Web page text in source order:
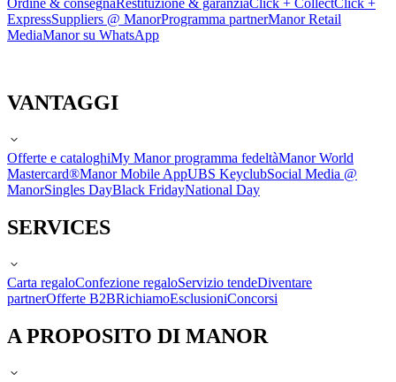
Ordine & consegnaRestituzione & garanziaClick + CollectClick +
ExpressSuppliers @ ManorProgramma partnerManor Retail
MediaManor su WhatsApp
VANTAGGI
Offerte e cataloghiMy Manor programma fedeltàManor World
Mastercard®Manor Mobile AppUBS KeyclubSocial Media @
ManorSingles DayBlack FridayNational Day
SERVICES
Carta regaloConfezione regaloServizio tendeDiventare
partnerOfferte B2BRichiamoEsclusioniConcorsi
A PROPOSITO DI MANOR